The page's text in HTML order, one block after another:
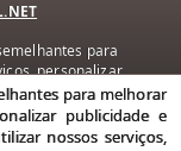
para
personalizar
Ao utilizar
de privacidade e
para melhorar
publicidade e
nossos serviços,